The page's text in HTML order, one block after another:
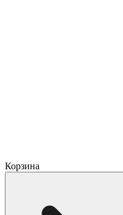
Корзина